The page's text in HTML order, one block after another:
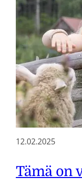
12.02.2025
Tämä on